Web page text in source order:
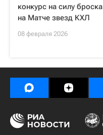
конкурс на силу броска
на Матче звезд КХЛ
08 февраля 2026